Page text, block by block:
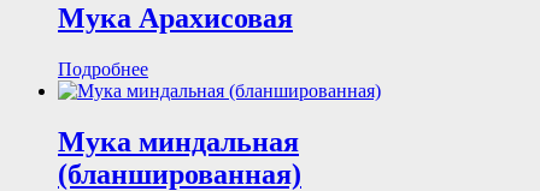
Мука Арахисовая
Подробнее
Мука миндальная
(бланшированная)